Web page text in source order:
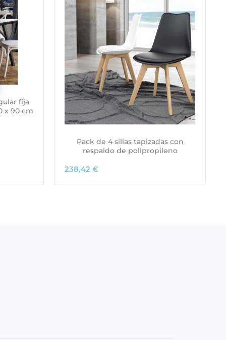
fija
x 90 cm
Pack de 4 sillas tapizadas con
respaldo de polipropileno
238,42 €